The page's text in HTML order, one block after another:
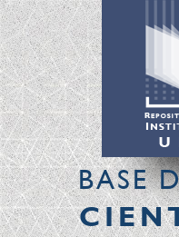
BASE